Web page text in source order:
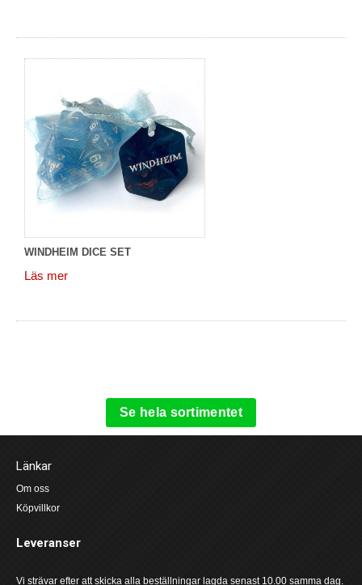
WINDHEIM DICE SET
Läs mer
Se hela sortimentet
Länkar
Om oss
Köpvillkor
Leveranser
Vi strävar efter att skicka alla beställningar lagda senast 10.00 samma dag.